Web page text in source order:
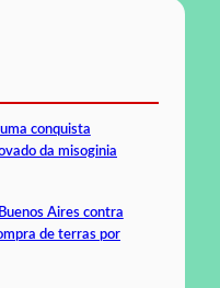
conquista
da misoginia
Aires contra
de terras por